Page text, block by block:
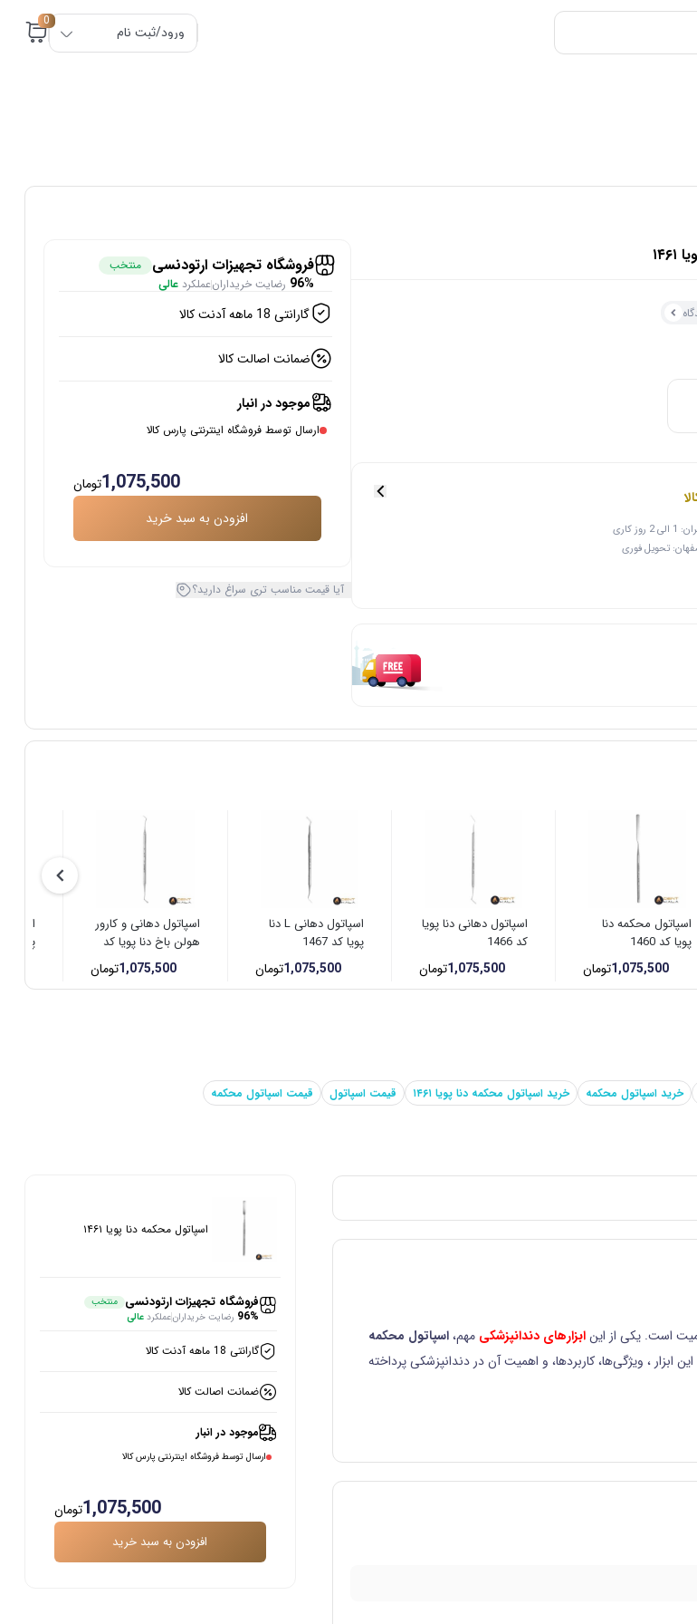
ورود/ثبت نام
0
کاری
تحویل فوری
فروشگاه تجهیزات ارتودنسی منتخب
96% رضایت خریدارانعملکردعالی
گارانتی 18 ماهه آدنت کالا
ضمانت اصالت کالا
موجود در انبار
ارسال توسط فروشگاه اینترنتی پارس کالا
افزودن به سبد خرید
1,075,500تومان
آیا قیمت مناسب تری سراغ دارید؟
اسپاتول محکمه دنا
پویا کد 1460
1,075,500تومان
اسپاتول دهانی دنا پویا
کد 1466
1,075,500تومان
اسپاتول دهانی L دنا
پویا کد 1467
1,075,500تومان
اسپاتول دهانی و کارور
هولن باخ دنا پویا کد
1490
1,075,500تومان
خرید اسپاتول محکمه خرید اسپاتول محکمه دنا پویا ۱۴۶۱ قیمت اسپاتول
قیمت اسپاتول محکمه
است. یکی از اینابزارهای دندانپزشکی مهم،اسپاتول محکمه
ابزار ، ویژگی‌ها، کاربردها، و اهمیت آن در دندانپزشکی پرداخته
اسپاتول محکمه دنا پویا ۱۴۶۱
فروشگاه تجهیزات ارتودنسی منتخب
96% رضایت خریدارانعملکردعالی
گارانتی 18 ماهه آدنت کالا
ضمانت اصالت کالا
موجود در انبار
ارسال توسط فروشگاه اینترنتی پارس کالا
افزودن به سبد خرید
1,075,500تومان